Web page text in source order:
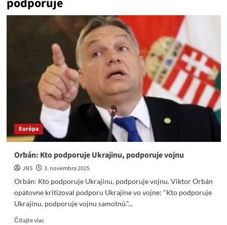
Európa
Orbán: Kto podporuje Ukrajinu, podporuje vojnu
JNS
3. novembra 2025
Orbán: Kto podporuje Ukrajinu, podporuje vojnu. Viktor Orbán
opätovne kritizoval podporu Ukrajine vo vojne: "Kto podporuje
Ukrajinu, podporuje vojnu samotnú."...
Čítajte viacRead